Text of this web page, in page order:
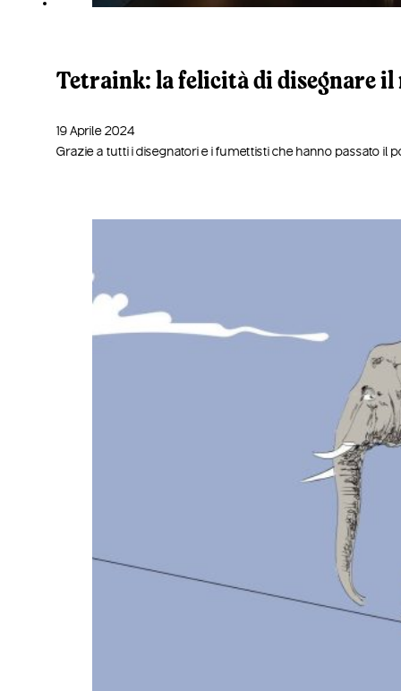
Tetraink: la felicità di disegnare
19 Aprile 2024
Grazie a tutti i disegnatori e i fumettisti che hanno passato